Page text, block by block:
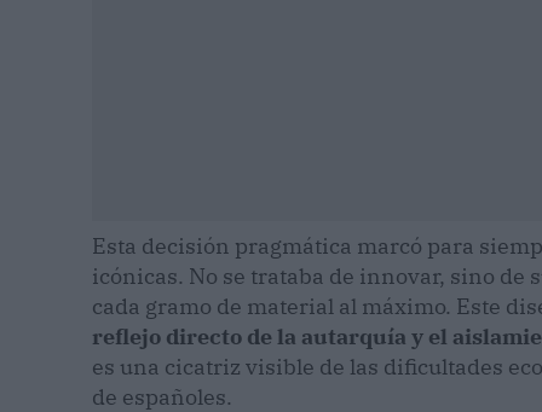
Esta decisión pragmática marcó para
icónicas. No se trataba de innovar, sino
cada gramo de material al máximo. Este
reflejo directo de la autarquía y el
es una cicatriz visible de las dificultades
de españoles.